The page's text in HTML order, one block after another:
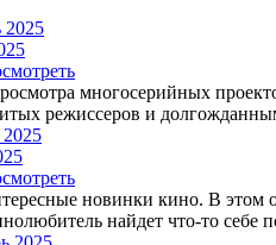
многосерийных
режиссеров и
новинки кино. В этом
найдет что-то